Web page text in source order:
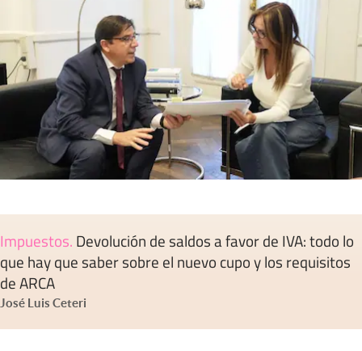
Impuestos. Devolución de saldos a favor de IVA: todo lo
que hay que saber sobre el nuevo cupo y los requisitos
de ARCA
José Luis Ceteri